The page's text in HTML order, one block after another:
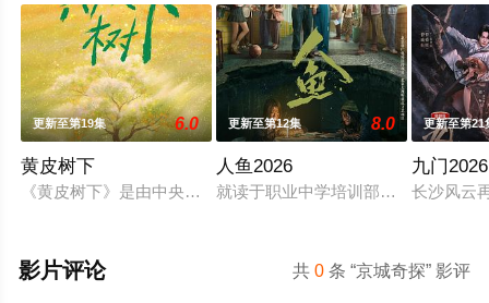
更新至第19集 6.0
黄皮树下
《黄皮树下》是由中央广播电视总台农业农村节目中心联合中
更新至第12集 8.0
人鱼2026
就读于职业中学培训部的花季女生苏
更新至第21
九门2026
长沙风云
共0 条 “京城奇探” 影评
影片评论